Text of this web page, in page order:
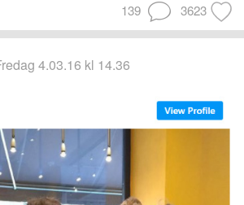
139 3623
fredag 4.03.16 kl 14.36